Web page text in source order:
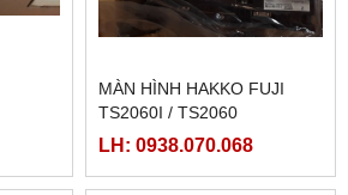
MÀN HÌNH HAKKO FUJI
TS2060I / TS2060
LH: 0938.070.068